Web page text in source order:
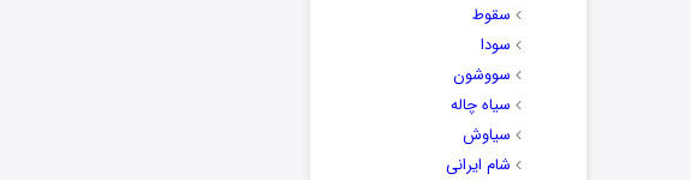
سقوط
سودا
سووشون
سیاه چاله
سیاوش
شام ایرانی